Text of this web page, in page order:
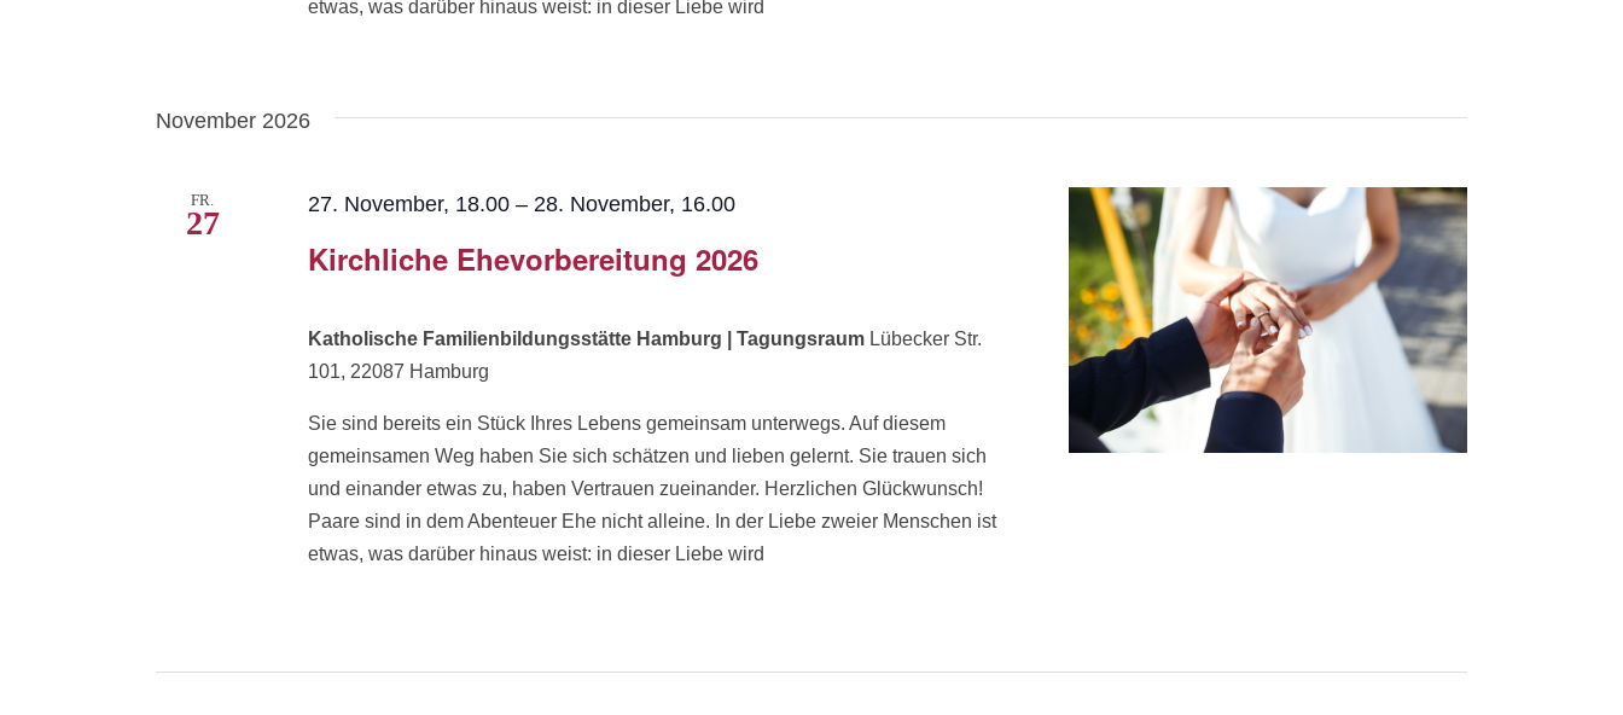
etwas, was darüber hinaus weist: in dieser Liebe wird
November 2026
FR.
27
Kirchliche Ehevorbereitung 2026
27. November, 18.00– 28. November, 16.00
Katholische Familienbildungsstätte Hamburg | Tagungsraum Lübecker Str.
101, 22087 Hamburg
Sie sind bereits ein Stück Ihres Lebens gemeinsam unterwegs. Auf diesem
gemeinsamen Weg haben Sie sich schätzen und lieben gelernt. Sie trauen sich
und einander etwas zu, haben Vertrauen zueinander. Herzlichen Glückwunsch!
Paare sind in dem Abenteuer Ehe nicht alleine. In der Liebe zweier Menschen ist
etwas, was darüber hinaus weist: in dieser Liebe wird